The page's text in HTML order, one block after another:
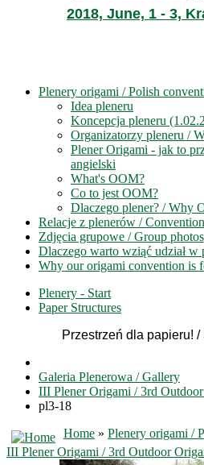
2018, June, 1 - 3,
Plenery origami / Polish
Idea pleneru
Koncepcja pleneru
Organizatorzy pleneru /
Plener Origami - jak to
angielski
What's OOM?
Co to jest OOM?
Dlaczego plener? / Why
Relacje z plenerów /
Zdjęcia grupowe / Group photos
Dlaczego warto wziąć udział w
Why our origami convention is
Plenery - Start
Paper Structures
Przestrzeń dla papieru!
Galeria Plenerowa / Gallery
III Plener Origami / 3rd
pl3-18
Home » Plenery origami /
III Plener Origami / 3rd Outdoor